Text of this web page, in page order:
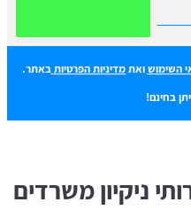
השימושואתמדיניות הפרטיות באתר.
בחינם!
ניקיון משרדים